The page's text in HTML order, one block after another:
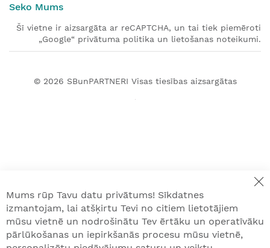
Seko Mums
Šī vietne ir aizsargāta ar reCAPTCHA, un tai tiek piemēroti
„Google“ privātuma politika un lietošanas noteikumi.
© 2026 SBunPARTNERI Visas tiesības aizsargātas
Mums rūp Tavu datu privātums! Sīkdatnes
izmantojam, lai atšķirtu Tevi no citiem lietotājiem
mūsu vietnē un nodrošinātu Tev ērtāku un operatīvāku
pārlūkošanas un iepirkšanās procesu mūsu vietnē,